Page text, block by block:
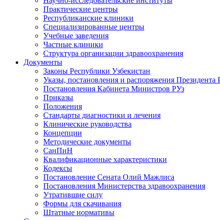
Практические центры
Республиканские клиники
Специализированные центры
Учебные заведения
Частные клиники
Структура организации здравоохранения
Документы
Законы Республики Узбекистан
Указы, постановления и распоряжения Президента
Постановления Кабинета Министров РУз
Приказы
Положения
Стандарты диагностики и лечения
Клинические руководства
Концепции
Методические документы
СанПиН
Квалификационные характеристики
Кодексы
Постановление Сената Олий Мажлиса
Постановления Министерства здравоохранения
Утратившие силу
Формы для скачивания
Штатные нормативы